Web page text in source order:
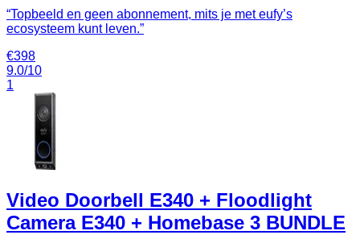
“Topbeeld en geen abonnement, mits je met eufy’s
ecosysteem kunt leven.”
€398
9.0/10
1
Video Doorbell E340 + Floodlight
Camera E340 + Homebase 3 BUNDLE